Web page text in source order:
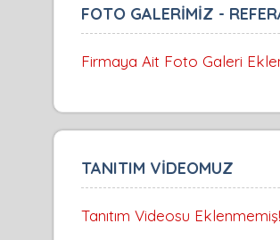
FOTO GALERİMİZ -
Firmaya Ait Foto Galeri
TANITIM VİDEOMUZ
Tanıtım Videosu Eklenmemiş!